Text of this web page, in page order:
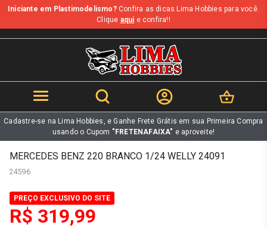
b
Iniciante em Plastimodelismo?Confira as dicas Lima Hobbies para você.
Clique aqui e confira!!
Cadastre-se na Lima Hobbies, e Ganhe Frete Grátis em sua Primeira Compra
usando o Cupom "FRETENAFAIXA" e aproveite!
MERCEDES BENZ 220 BRANCO 1/24 WELLY 24091
24596
PREÇO EXCLUSIVO DO SITE
R$ 319,99